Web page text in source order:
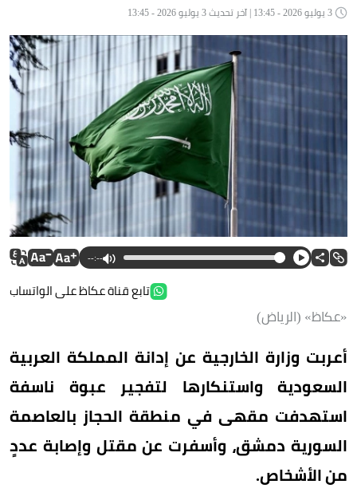
--:--
تابع قناة عكاظ على الواتساب
«عكاظ» (الرياض)
أعربت وزارة الخارجية عن إدانة المملكة العربية
السعودية واستنكارها لتفجير عبوة ناسفة
استهدفت مقهى في منطقة الحجاز بالعاصمة
السورية دمشق، وأسفرت عن مقتل وإصابة عددٍ
من الأشخاص.